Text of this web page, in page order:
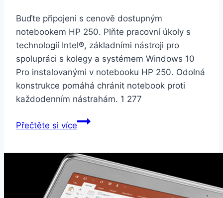
Buďte připojeni s cenově dostupným
notebookem HP 250. Plňte pracovní úkoly s
technologií Intel®, základními nástroji pro
spolupráci s kolegy a systémem Windows 10
Pro instalovanými v notebooku HP 250. Odolná
konstrukce pomáhá chránit notebook proti
každodenním nástrahám. 1 277
Přečtěte si víceHP
Asteroid
stříbrná